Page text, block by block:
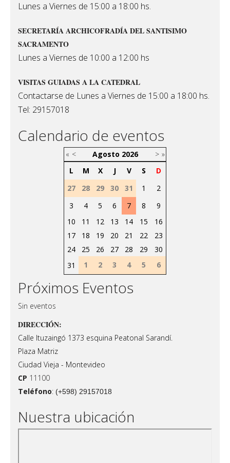
Lunes a Viernes de 15:00 a 18:00 hs.
SECRETARÍA ARCHICOFRADÍA DEL SANTISIMO
SACRAMENTO
Lunes a Viernes de 10:00 a 12:00 hs
VISITAS GUIADAS A LA CATEDRAL
Contactarse de Lunes a Viernes de 15:00 a 18:00 hs.
Tel: 29157018
Calendario de eventos
« < Agosto 2026 > »
L
M X J V S
D
27
28 29 30 31 1
2
3
4 5 6 7 8
9
10
11 12 13 14 15
16
17
18 19 20 21 22
23
24
25 26 27 28 29
30
31
1 2 3 4 5 6
Próximos Eventos
Sin eventos
DIRECCIÓN:
Calle Ituzaingó 1373 esquina Peatonal Sarandí.
Plaza Matriz
Ciudad Vieja - Montevideo
CP 11100
Teléfono: (+598) 29157018
Nuestra ubicación